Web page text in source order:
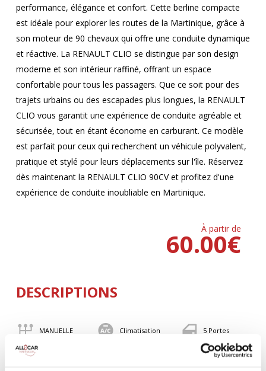
performance, élégance et confort. Cette berline compacte
est idéale pour explorer les routes de la Martinique, grâce à
son moteur de 90 chevaux qui offre une conduite dynamique
et réactive. La RENAULT CLIO se distingue par son design
moderne et son intérieur raffiné, offrant un espace
confortable pour tous les passagers. Que ce soit pour des
trajets urbains ou des escapades plus longues, la RENAULT
CLIO vous garantit une expérience de conduite agréable et
sécurisée, tout en étant économe en carburant. Ce modèle
est parfait pour ceux qui recherchent un véhicule polyvalent,
pratique et stylé pour leurs déplacements sur l'île. Réservez
dès maintenant la RENAULT CLIO 90CV et profitez d'une
expérience de conduite inoubliable en Martinique.
À partir de
€
60.00
DESCRIPTIONS
MANUELLE Climatisation 5 Portes
BLUETOOTH 90 CV